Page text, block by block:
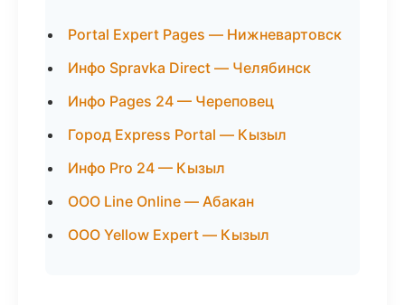
Portal Expert Pages — Нижневартовск
Инфо Spravka Direct — Челябинск
Инфо Pages 24 — Череповец
Город Express Portal — Кызыл
Инфо Pro 24 — Кызыл
ООО Line Online — Абакан
ООО Yellow Expert — Кызыл